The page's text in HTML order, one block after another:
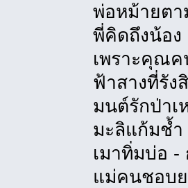
พ่อหม้ายตาม
พี่คิดถึงน้อง -
เพราะคุณคน
ฟ้าสางที่รังสิ
มนต์รักป่าเห
มะลิแก้มช้ำ -
เมาทิ่มบ่อ -
แม่คนชอบยศ